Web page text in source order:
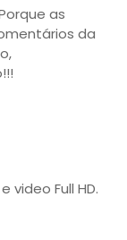
as
da
video Full HD.